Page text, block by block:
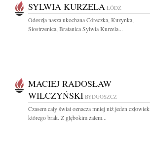
SYLWIA KURZELA ŁÓDŹ
Odeszła nasza ukochana Córeczka, Kuzynka,
Siostrzenica, Bratanica Sylwia Kurzela...
MACIEJ RADOSŁAW
WILCZYŃSKI BYDGOSZCZ
Czasem cały świat oznacza mniej niż jeden człowiek,
którego brak. Z głębokim żalem...